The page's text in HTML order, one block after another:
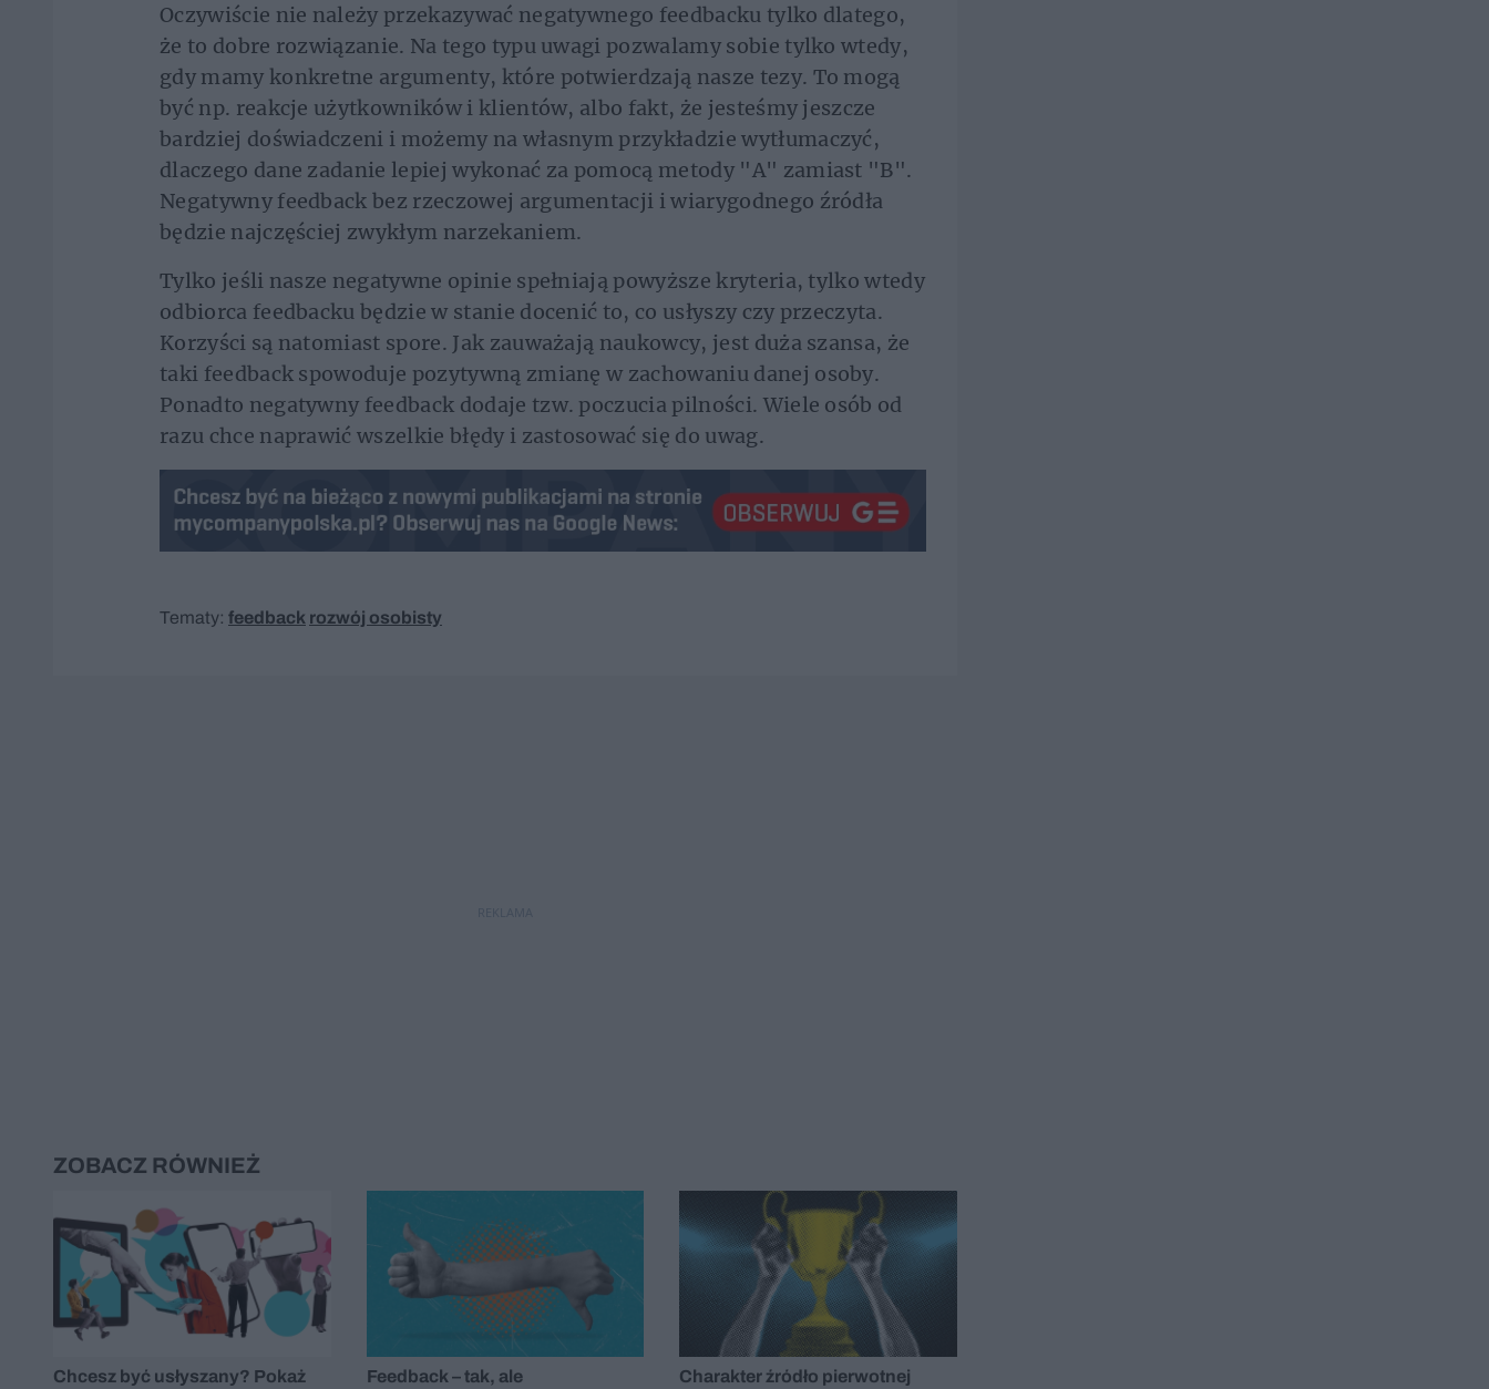
Oczywiście nie należy przekazywać negatywnego feedbacku tylko dlatego,
że to dobre rozwiązanie. Na tego typu uwagi pozwalamy sobie tylko wtedy,
gdy mamy konkretne argumenty, które potwierdzają nasze tezy. To mogą
być np. reakcje użytkowników i klientów, albo fakt, że jesteśmy jeszcze
bardziej doświadczeni i możemy na własnym przykładzie wytłumaczyć,
dlaczego dane zadanie lepiej wykonać za pomocą metody "A" zamiast "B".
Negatywny feedback bez rzeczowej argumentacji i wiarygodnego źródła
będzie najczęściej zwykłym narzekaniem.
Tylko jeśli nasze negatywne opinie spełniają powyższe kryteria, tylko wtedy
odbiorca feedbacku będzie w stanie docenić to, co usłyszy czy przeczyta.
Korzyści są natomiast spore. Jak zauważają naukowcy, jest duża szansa, że
taki feedback spowoduje pozytywną zmianę w zachowaniu danej osoby.
Ponadto negatywny feedback dodaje tzw. poczucia pilności. Wiele osób od
razu chce naprawić wszelkie błędy i zastosować się do uwag.
Tematy: feedback rozwój osobisty
ZOBACZ RÓWNIEŻ
Chcesz być usłyszany? Pokaż Feedback – tak, ale Charakter źródło pierwotnej